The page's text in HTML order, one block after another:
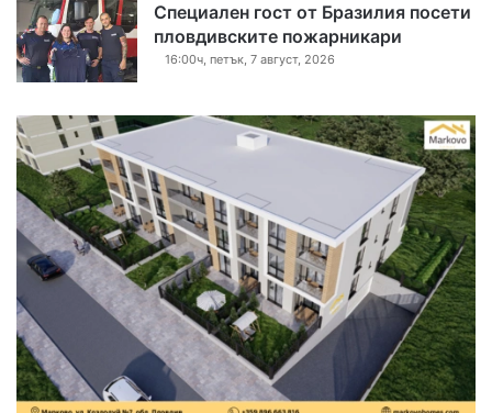
Специален гост от Бразилия посети
пловдивските пожарникари
16:00ч, петък, 7 август, 2026